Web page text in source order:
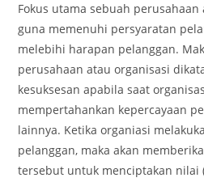
Fokus utama sebuah
guna memenuhi persyaratan
melebihi harapan pelanggan.
perusahaan atau organisasi
kesuksesan apabila saat
mempertahankan kepercayaan
lainnya. Ketika organiasi
pelanggan, maka akan
tersebut untuk menciptakan nilai